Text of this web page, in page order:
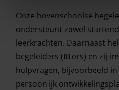
Onze bovenschoolse
ondersteunt zowel
leerkrachten. Daarnaast
begeleiders (IB'ers) en zij-
hulpvragen, bijvoorbeeld
persoonlijk